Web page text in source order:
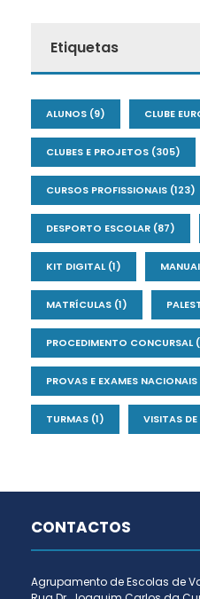
Etiquetas
ALUNOS (9) CLUBE
CLUBES E PROJETOS (305)
CURSOS PROFISSIONAIS (123)
DESPORTO ESCOLAR (87)
KIT DIGITAL(1)
MATRÍCULAS (1)
PROCEDIMENTO CONCURSAL
PROVAS E EXAMES NACIONAIS
TURMAS (1) VISITAS
CONTACTOS
Agrupamento de Escolas de